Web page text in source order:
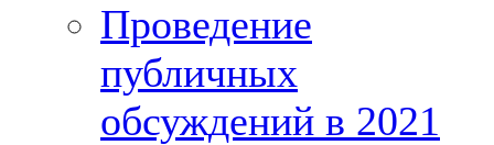
Проведение
публичных
обсуждений в 2021